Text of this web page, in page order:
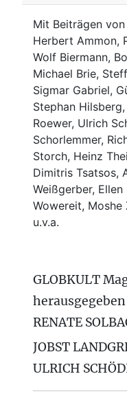
Mit Beiträgen von
Herbert Ammon,
Wolf Biermann,
Michael Brie,
Sigmar Gabriel,
Stephan
Roewer, Ulrich
Schorlemmer,
Storch, Heinz
Dimitris Tsatsos,
Weißgerber,
Wowereit, Moshe
u.v.a.
GLOBKULT
RENATE
JOBST
ULRICH